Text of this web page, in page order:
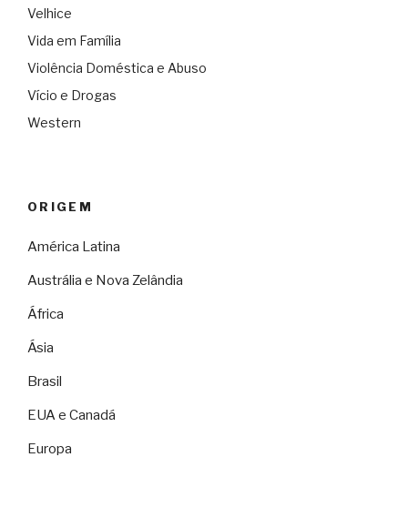
Velhice
Vida em Família
Violência Doméstica e Abuso
Vício e Drogas
Western
ORIGEM
América Latina
Austrália e Nova Zelândia
África
Ásia
Brasil
EUA e Canadá
Europa